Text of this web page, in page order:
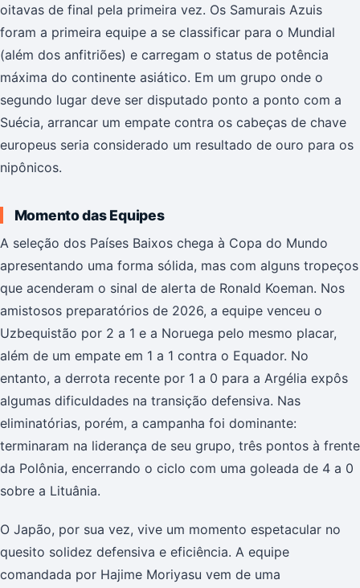
oitavas de final pela primeira vez. Os Samurais Azuis
foram a primeira equipe a se classificar para o Mundial
(além dos anfitriões) e carregam o status de potência
máxima do continente asiático. Em um grupo onde o
segundo lugar deve ser disputado ponto a ponto com a
Suécia, arrancar um empate contra os cabeças de chave
europeus seria considerado um resultado de ouro para os
nipônicos.
Momento das Equipes
A seleção dos Países Baixos chega à Copa do Mundo
apresentando uma forma sólida, mas com alguns tropeços
que acenderam o sinal de alerta de Ronald Koeman. Nos
amistosos preparatórios de 2026, a equipe venceu o
Uzbequistão por 2 a 1 e a Noruega pelo mesmo placar,
além de um empate em 1 a 1 contra o Equador. No
entanto, a derrota recente por 1 a 0 para a Argélia expôs
algumas dificuldades na transição defensiva. Nas
eliminatórias, porém, a campanha foi dominante:
terminaram na liderança de seu grupo, três pontos à frente
da Polônia, encerrando o ciclo com uma goleada de 4 a 0
sobre a Lituânia.
O Japão, por sua vez, vive um momento espetacular no
quesito solidez defensiva e eficiência. A equipe
comandada por Hajime Moriyasu vem de uma